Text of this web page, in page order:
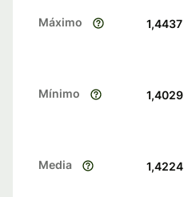
Máximo 1,4437
Mínimo 1,4029
Media 1,4224